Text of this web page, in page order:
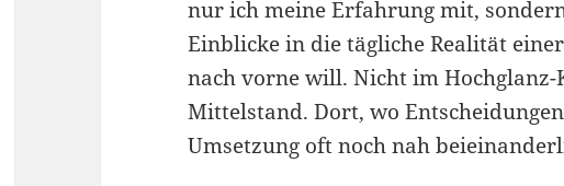
nur ich meine Erfahrung mit,
Einblicke in die tägliche Realität
nach vorne will. Nicht im
Mittelstand. Dort, wo
Umsetzung oft noch nah